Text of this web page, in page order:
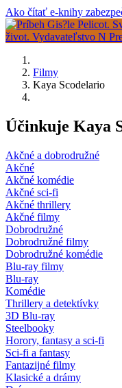
Ako čítať e-knihy
Filmy
Kaya Scodelario
Účinkuje Kaya
Akčné a dobrodružné
Akčné
Akčné komédie
Akčné sci-fi
Akčné thrillery
Akčné filmy
Dobrodružné
Dobrodružné filmy
Dobrodružné komédie
Blu-ray filmy
Blu-ray
Komédie
Thrillery a detektívky
3D Blu-ray
Steelbooky
Horory, fantasy a sci-fi
Sci-fi a fantasy
Fantazijné filmy
Klasické a drámy